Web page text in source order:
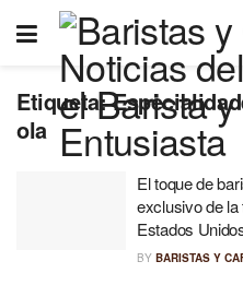
Etiqueta:
ola
El toque de
exclusivo de la
Estados
BY BARISTAS Y